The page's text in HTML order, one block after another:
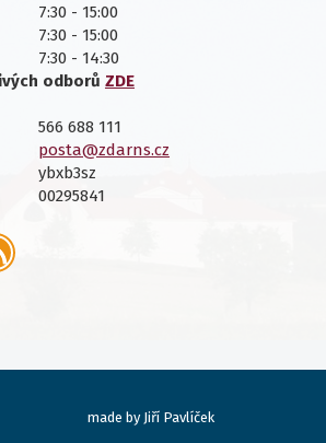
7:30 - 15:00
7:30 - 15:00
7:30 - 14:30
odborů ZDE
566 688 111
posta@zdarns.cz
ybxb3sz
00295841
made by Jiří Pavlíček